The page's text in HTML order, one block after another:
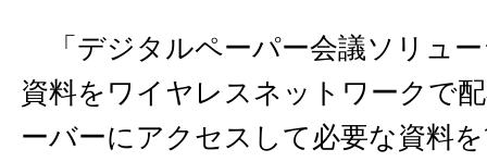
「デジタルペーパー会議ソリュ
資料をワイヤレスネットワークで
ーバーにアクセスして必要な資料